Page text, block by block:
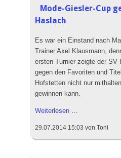
Mode-Giesler-Cup
Haslach
Es war ein Einstand nach
Trainer Axel Klausmann,
ersten Turnier zeigte der SV
gegen den Favoriten und
Hofstetten nicht nur
gewinnen kann.
Weiterlesen …
Cup
geht
29.07.2014 15:03 von Toni